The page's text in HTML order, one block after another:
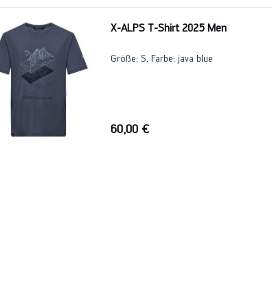
X-ALPS T-Shirt 2025 Men
Größe: S, Farbe: java blue
60,00 €